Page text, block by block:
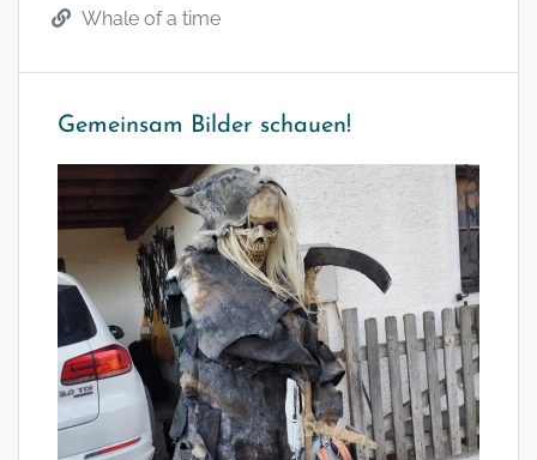
Whale of a time
Gemeinsam Bilder schauen!